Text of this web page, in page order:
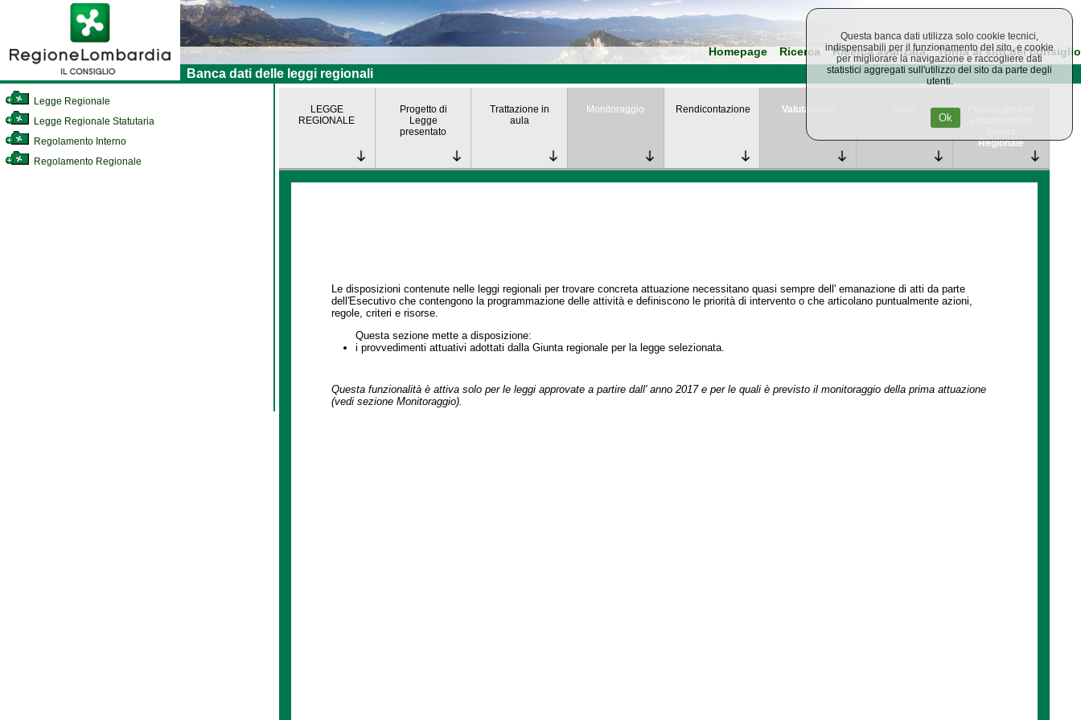
Homepage Ricerca Ricerca avanzata Torna al sito del consiglio
Banca dati delle leggi regionali
Legge Regionale
Legge Regionale Statutaria
Regolamento Interno
Regolamento Regionale
LEGGE
REGIONALE
Progetto di
Legge
presentato
Trattazione in
aula
Monitoraggio Rendicontazione Valutazione
Regionale
Le disposizioni contenute nelle leggi regionali per trovare concreta attuazione necessitano quasi sempre dell' emanazione di atti da parte
dell'Esecutivo che contengono la programmazione delle attività e definiscono le priorità di intervento o che articolano puntualmente azioni,
regole, criteri e risorse.
Questa sezione mette a disposizione:
i provvedimenti attuativi adottati dalla Giunta regionale per la legge selezionata.
Questa funzionalità è attiva solo per le leggi approvate a partire dall' anno 2017 e per le quali è previsto il monitoraggio della prima attuazione
(vedi sezione Monitoraggio).
Questa banca dati utilizza solo cookie tecnici,
indispensabili per il funzionamento del sito, e cookie
per migliorare la navigazione e raccogliere dati
statistici aggregati sull'utilizzo del sito da parte degli
utenti.
Ok